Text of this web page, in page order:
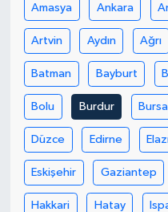
Amasya Ankara
Artvin Aydın Ağrı
Batman Bayburt
Bolu Burdur Bursa
Düzce Edirne
Eskişehir Gaziantep
Hakkari Hatay